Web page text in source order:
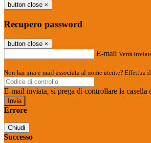
button close ×
Recupero password
button close ×
E-mail Verrà
Non hai una e-mail associata al nome utente? Effettua
E-mail inviata, si prega di controllare la casella
Errore
Chiudi
Successo